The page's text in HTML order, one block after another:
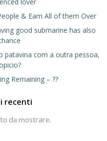
& Earn All of them Over
good submarine has also
patavina com a outra pessoa,
Remaining – ??
recenti
da mostrare.